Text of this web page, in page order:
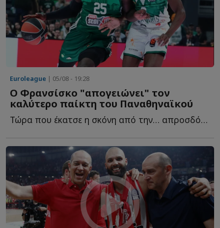
Euroleague | 05/08 - 19:28
Ο Φρανσίσκο "απογειώνει" τον
καλύτερο παίκτη του Παναθηναϊκού
Τώρα που έκατσε η σκόνη από την… απροσδόκητη προσθήκη τ...